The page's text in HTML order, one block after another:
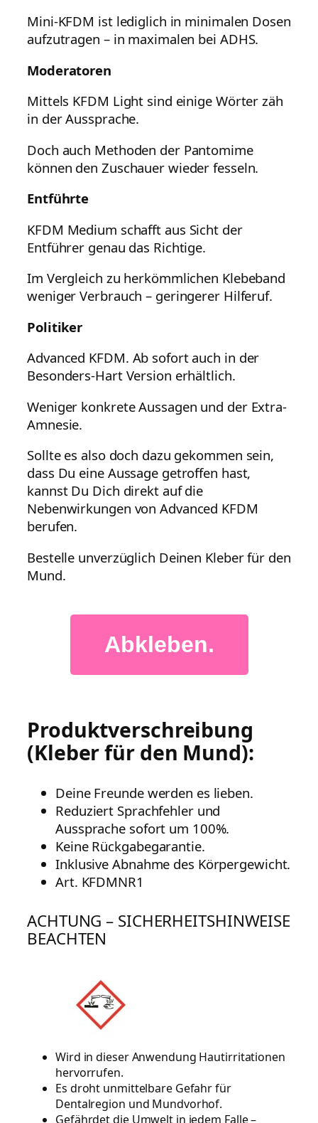
Mini-KFDM ist lediglich in minimalen Dosen
aufzutragen – in maximalen bei ADHS.
Moderatoren
Mittels KFDM Light sind einige Wörter zäh
in der Aussprache.
Doch auch Methoden der Pantomime
können den Zuschauer wieder fesseln.
Entführte
KFDM Medium schafft aus Sicht der
Entführer genau das Richtige.
Im Vergleich zu herkömmlichen Klebeband
weniger Verbrauch – geringerer Hilferuf.
Politiker
Advanced KFDM. Ab sofort auch in der
Besonders-Hart Version erhältlich.
Weniger konkrete Aussagen und der Extra-
Amnesie.
Sollte es also doch dazu gekommen sein,
dass Du eine Aussage getroffen hast,
kannst Du Dich direkt auf die
Nebenwirkungen von Advanced KFDM
berufen.
Bestelle unverzüglich Deinen Kleber für den
Mund.
Abkleben.
Produktverschreibung
(Kleber für den Mund):
Deine Freunde werden es lieben.
Reduziert Sprachfehler und
Aussprache sofort um 100%.
Keine Rückgabegarantie.
Inklusive Abnahme des Körpergewicht.
Art. KFDMNR1
ACHTUNG – SICHERHEITSHINWEISE
BEACHTEN
Wird in dieser Anwendung Hautirritationen
hervorrufen.
Es droht unmittelbare Gefahr für
Dentalregion und Mundvorhof.
Gefährdet die Umwelt in jedem Falle –